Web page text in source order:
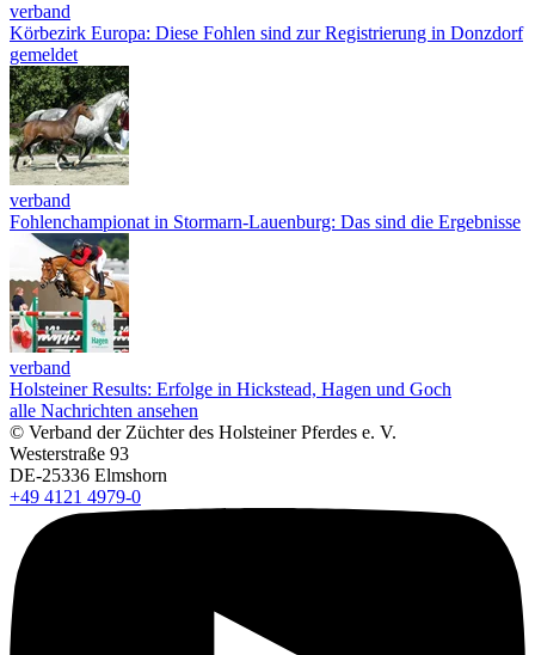
verband
Körbezirk Europa: Diese Fohlen sind zur Registrierung in Donzdorf
gemeldet
verband
Fohlenchampionat in Stormarn-Lauenburg: Das sind die Ergebnisse
verband
Holsteiner Results: Erfolge in Hickstead, Hagen und Goch
alle Nachrichten ansehen
© Verband der Züchter des Holsteiner Pferdes e. V.
Westerstraße 93
DE-25336 Elmshorn
+49 4121 4979-0